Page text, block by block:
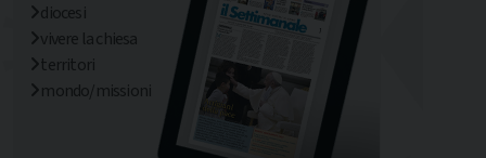
diocesi
vivere la chiesa
territori
mondo/missioni